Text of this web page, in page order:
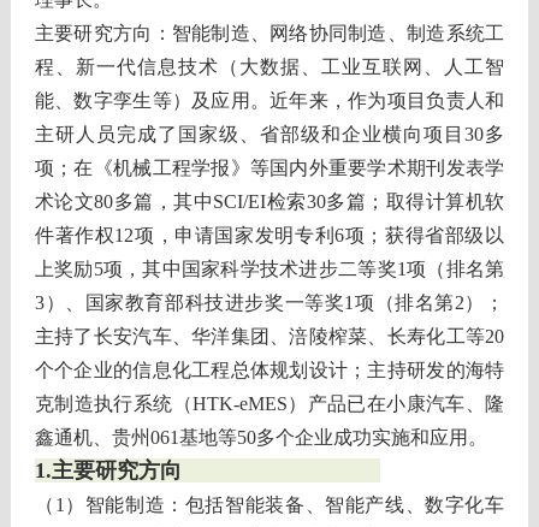
主要研究方向：智能制造、网络协同制造、制造系统工
程、新一代信息技术（大数据、工业互联网、人工智
能、数字孪生等）及应用。近年来，作为项目负责人和
主研人员完成了国家级、省部级和企业横向项目30多
项；在《机械工程学报》等国内外重要学术期刊发表学
术论文80多篇，其中SCI/EI检索30多篇；取得计算机软
件著作权12项，申请国家发明专利6项；获得省部级以
上奖励5项，其中国家科学技术进步二等奖1项（排名第
3）、国家教育部科技进步奖一等奖1项（排名第2）；
主持了长安汽车、华洋集团、涪陵榨菜、长寿化工等20
个个企业的信息化工程总体规划设计；主持研发的海特
克制造执行系统（HTK-eMES）产品已在小康汽车、隆
鑫通机、贵州061基地等50多个企业成功实施和应用。
1.主要研究方向
（1）智能制造：包括智能装备、智能产线、数字化车